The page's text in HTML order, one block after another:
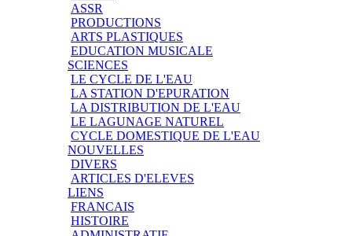
ASSR
PRODUCTIONS
ARTS PLASTIQUES
EDUCATION MUSICALE
SCIENCES
LE CYCLE DE L'EAU
LA STATION D'EPURATION
LA DISTRIBUTION DE L'EAU
LE LAGUNAGE NATUREL
CYCLE DOMESTIQUE DE L'EAU
NOUVELLES
DIVERS
ARTICLES D'ELEVES
LIENS
FRANCAIS
HISTOIRE